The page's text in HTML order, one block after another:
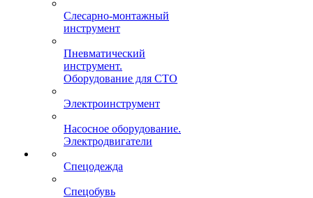
Слесарно-монтажный
инструмент
Пневматический
инструмент.
Оборудование для СТО
Электроинструмент
Насосное оборудование.
Электродвигатели
Спецодежда
Спецобувь